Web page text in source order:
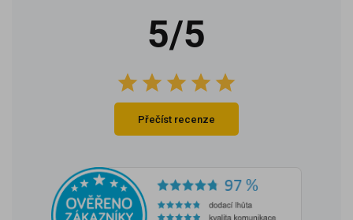
5/5
Přečíst recenze